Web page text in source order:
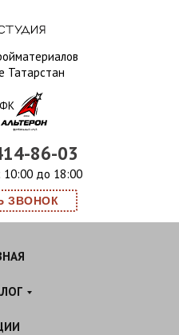
Татарстан
86-03
10:00 до 18:00
ЗВОНОК